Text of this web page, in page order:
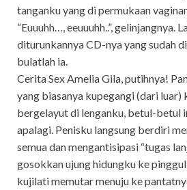
tanganku yang di permukaan
“Euuuhh…, eeuuuhh..”, gelinjangnya.
diturunkannya CD-nya yang sudah
bulatlah ia.
Cerita Sex Amelia Gila, putihnya!
yang biasanya kupegangi (dari luar)
bergelayut di lenganku, betul-betul
apalagi. Penisku langsung berdiri
semua dan mengantisipasi “tugas
gosokkan ujung hidungku ke
kujilati memutar menuju ke